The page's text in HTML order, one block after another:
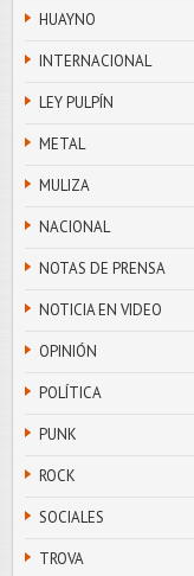
HUAYNO
INTERNACIONAL
LEY PULPÍN
METAL
MULIZA
NACIONAL
NOTAS DE PRENSA
NOTICIA EN VIDEO
OPINIÓN
POLÍTICA
PUNK
ROCK
SOCIALES
TROVA